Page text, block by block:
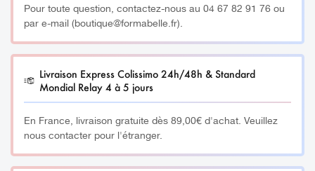
Pour toute question, contactez-nous au 04 67 82 91 76 ou
par e-mail (boutique@formabelle.fr).
Livraison Express Colissimo 24h/48h & Standard
Mondial Relay 4 à 5 jours
En France, livraison gratuite dès 89,00€ d'achat. Veuillez
nous contacter pour l'étranger.